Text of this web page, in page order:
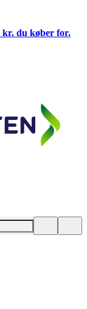
kr. du køber for.